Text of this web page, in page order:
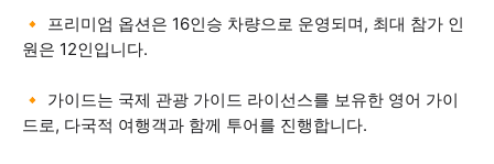
🔸 프리미엄 옵션은 16인승 차량으로 운영되며, 최대 참가 인
원은 12인입니다.
🔸 가이드는 국제 관광 가이드 라이선스를 보유한 영어 가이
드로, 다국적 여행객과 함께 투어를 진행합니다.